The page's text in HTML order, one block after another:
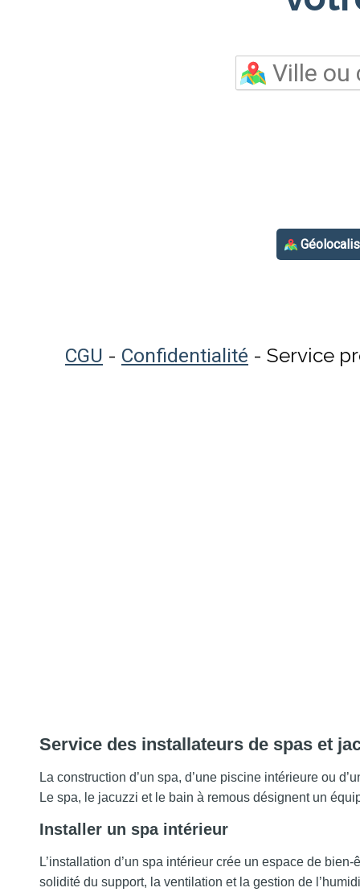
Service des installateurs de spas et
La construction d’un spa, d’une piscine intérieure ou
Le spa, le jacuzzi et le bain à remous désignent un
Installer un spa intérieur
L’installation d’un spa intérieur crée un espace de
solidité du support, la ventilation et la gestion de